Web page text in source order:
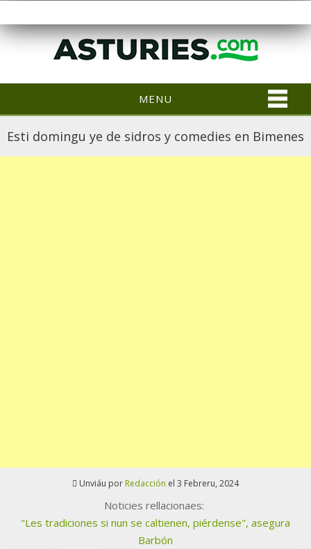
MENU
Esti domingu ye de sidros y comedies en Bimenes
Unviáu por Redacción el 3 Febreru, 2024
Noticies rellacionaes:
"Les tradiciones si nun se caltienen, piérdense", asegura
Barbón